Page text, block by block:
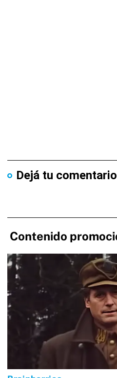
Dejá tu comentario